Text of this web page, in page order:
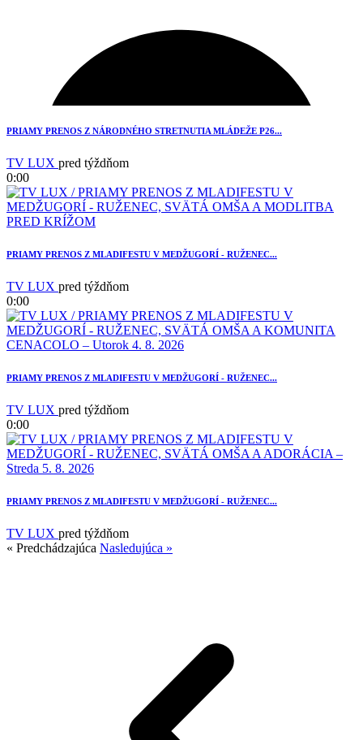
3
2
PRIAMY PRENOS Z NÁRODNÉHO STRETNUTIA MLÁDEŽE P26...
TV LUX pred týždňom
0:00
PRIAMY PRENOS Z MLADIFESTU V MEDŽUGORÍ - RUŽENEC...
TV LUX pred týždňom
0:00
PRIAMY PRENOS Z MLADIFESTU V MEDŽUGORÍ - RUŽENEC...
TV LUX pred týždňom
0:00
PRIAMY PRENOS Z MLADIFESTU V MEDŽUGORÍ - RUŽENEC...
TV LUX pred týždňom
« Predchádzajúca Nasledujúca »